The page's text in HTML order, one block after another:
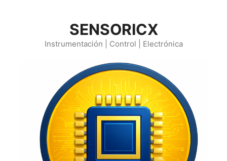
SENSORICX
Instrumentación | Control | Electrónica